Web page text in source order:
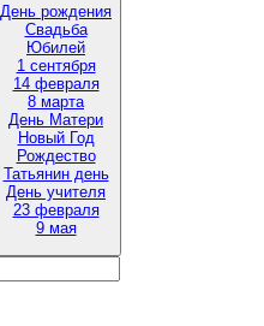
День рождения
Свадьба
Юбилей
1 сентября
14 февраля
8 марта
День Матери
Новый Год
Рождество
Татьянин день
День учителя
23 февраля
9 мая